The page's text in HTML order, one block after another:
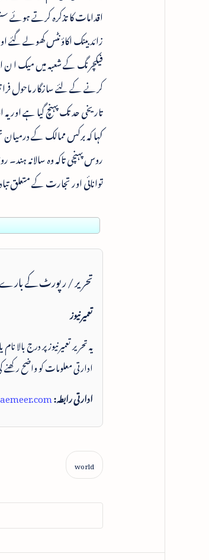
فیکچرنگ کے شعبہ میں میک ا ن
کہا کہ برکس ممالک کے
روس پہنچی تاکہ وہ سالانہ
توانائی اور تجارت کے متعلق
تحریر / رپورٹ کے
تعمیرنیوز
یہ تحریر تعمیرنیوز پر درج
ادارتی معلومات کو واضح
ادارتی رابطہ: